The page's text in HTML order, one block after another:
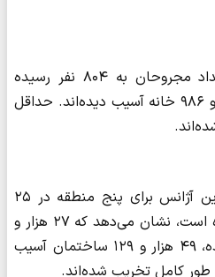
به گزارش سایت جنایی، تعداد مجروحان به ۸۰۴ نفر رسیده
است، در حالی که ۴۲۳ هزار و ۹۸۶ خانه آسیب دیده‌اند. حداقل
آمارهای بیشتری که توسط این آژانس برای پنج منطقه در ۲۵
بخش آسیب‌دیده منتشر شده است، نشان می‌دهد که ۲۷ هزار و
۷۵۶ خانه دچار آبگرفتگی شده، ۴۹ هزار و ۱۲۹ ساختمان آسیب